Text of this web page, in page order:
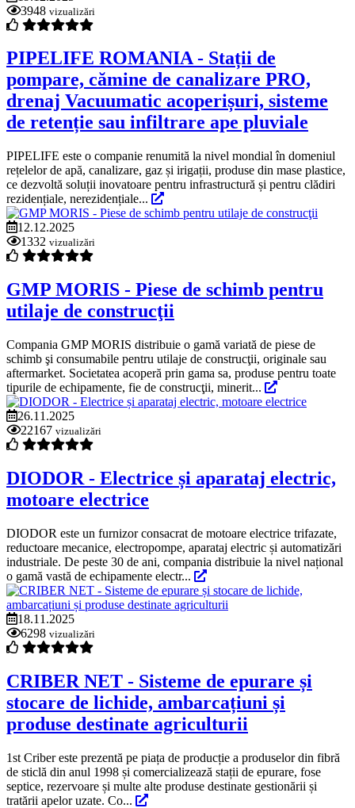
3948 vizualizări
PIPELIFE ROMANIA - Stații de
pompare, cămine de canalizare PRO,
drenaj Vacuumatic acoperișuri, sisteme
de retenție sau infiltrare ape pluviale
PIPELIFE este o companie renumită la nivel mondial în domeniul
rețelelor de apă, canalizare, gaz și irigații, produse din mase plastice,
ce dezvoltă soluții inovatoare pentru infrastructură și pentru clădiri
rezidențiale, nerezidențiale...
12.12.2025
1332 vizualizări
GMP MORIS - Piese de schimb pentru
utilaje de construcţii
Compania GMP MORIS distribuie o gamă variată de piese de
schimb şi consumabile pentru utilaje de construcţii, originale sau
aftermarket. Societatea acoperă prin gama sa, produse pentru toate
tipurile de echipamente, fie de construcţii, minerit...
26.11.2025
22167 vizualizări
DIODOR - Electrice și aparataj electric,
motoare electrice
DIODOR este un furnizor consacrat de motoare electrice trifazate,
reductoare mecanice, electropompe, aparataj electric și automatizări
industriale. De peste 30 de ani, compania distribuie la nivel național
o gamă vastă de echipamente electr...
18.11.2025
6298 vizualizări
CRIBER NET - Sisteme de epurare și
stocare de lichide, ambarcațiuni și
produse destinate agriculturii
1st Criber este prezentă pe piața de producție a produselor din fibră
de sticlă din anul 1998 și comercializează stații de epurare, fose
septice, rezervoare și multe alte produse destinate gestionării și
tratării apelor uzate. Co...